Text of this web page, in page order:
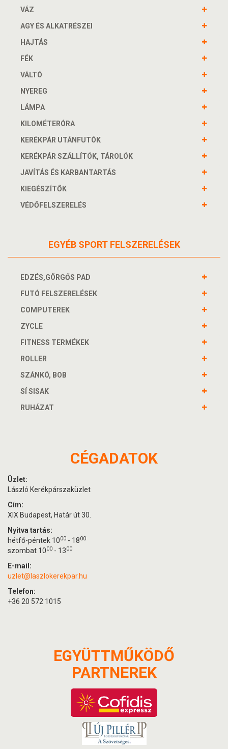
VÁZ
AGY ÉS ALKATRÉSZEI
HAJTÁS
FÉK
VÁLTÓ
NYEREG
LÁMPA
KILOMÉTERÓRA
KERÉKPÁR UTÁNFUTÓK
KERÉKPÁR SZÁLLÍTÓK, TÁROLÓK
JAVÍTÁS ÉS KARBANTARTÁS
KIEGÉSZÍTŐK
VÉDŐFELSZERELÉS
EGYÉB SPORT FELSZERELÉSEK
EDZÉS,GÖRGŐS PAD
FUTÓ FELSZERELÉSEK
COMPUTEREK
ZYCLE
FITNESS TERMÉKEK
ROLLER
SZÁNKÓ, BOB
SÍ SISAK
RUHÁZAT
CÉGADATOK
Üzlet:
László Kerékpárszaküzlet
Cím:
XIX Budapest, Határ út 30.
Nyitva tartás:
hétfő-péntek 1000 - 1800
szombat 1000 - 1300
E-mail:
uzlet@laszlokerekpar.hu
Telefon:
+36 20 572 1015
EGYÜTTMŰKÖDŐ
PARTNEREK